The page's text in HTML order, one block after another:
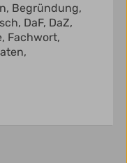
Begründung,
DaF, DaZ,
Fachwort,